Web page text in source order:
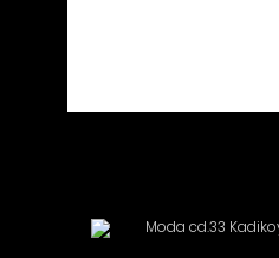
Görüş ve önerileriniz
Ürün bilgilerinde
Moda cd.33